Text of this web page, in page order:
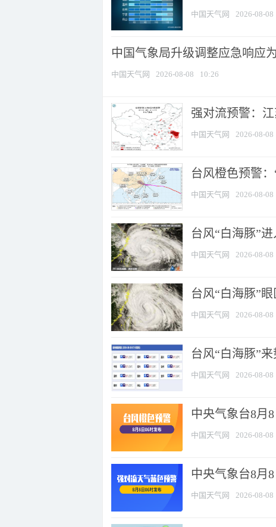
中国天气网 2026-08-08
中国气象局升级调整应急响应
中国天气网 2026-08-08 10:26
强对流预警：
中国天气网 2026-08-08
台风橙色预警
中国天气网 2026-08-08
台风“白海豚”
中国天气网 2026-08-08
台风“白海豚”
中国天气网 2026-08-08
台风“白海豚”
中国天气网 2026-08-08
中央气象台8月
中国天气网 2026-08-08
中央气象台8月
中国天气网 2026-08-08